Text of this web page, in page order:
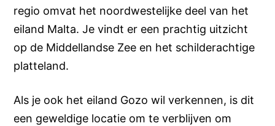
regio omvat het noordwestelijke deel van het
eiland Malta. Je vindt er een prachtig uitzicht
op de Middellandse Zee en het schilderachtige
platteland.
Als je ook het eiland Gozo wil verkennen, is dit
een geweldige locatie om te verblijven om